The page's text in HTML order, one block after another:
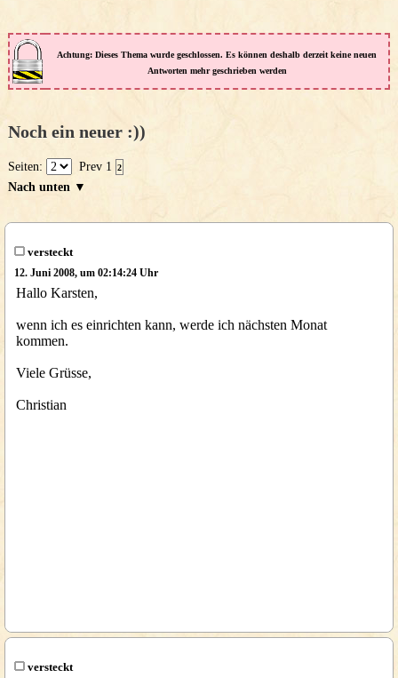
Achtung: Dieses Thema wurde geschlossen. Es können deshalb derzeit keine neuen
Antworten mehr geschrieben werden
Noch ein neuer :))
Seiten: Prev 1 2
Nach unten ▼
versteckt
12. Juni 2008, um 02:14:24 Uhr
Hallo Karsten,
wenn ich es einrichten kann, werde ich nächsten Monat
kommen.
Viele Grüsse,
Christian
versteckt